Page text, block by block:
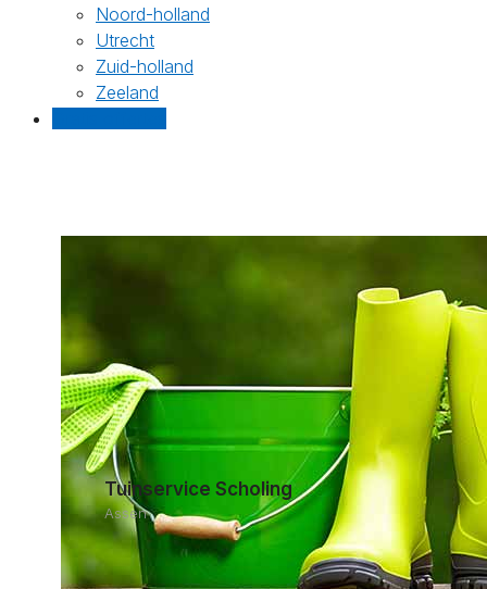
Noord-holland
Utrecht
Zuid-holland
Zeeland
Tuinservice Scholing
Assen